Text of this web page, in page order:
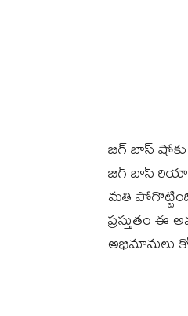
బిగ్ బాస్ షోకు
బిగ్ బాస్‌
మతి
ప్రస్తుతం
అభిమానులు